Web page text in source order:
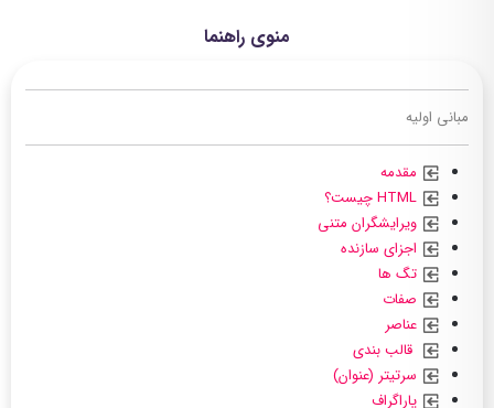
منوی راهنما
مبانی اولیه
مقدمه
ویرایشگران متنی
اجزای سازنده
تگ ها
صفات
عناصر
قالب بندی
سرتیتر (عنوان)
پاراگراف